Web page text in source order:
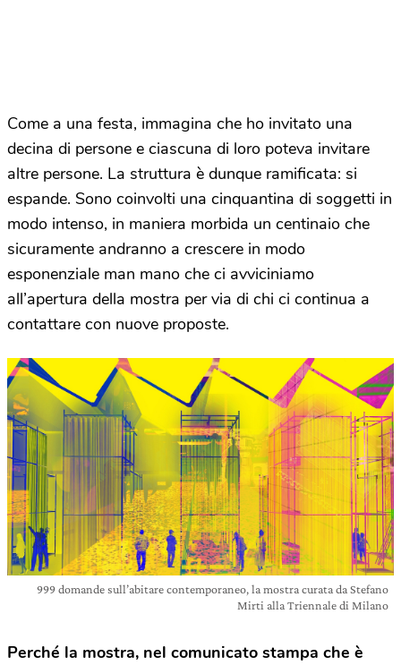
Come a una festa, immagina che ho invitato una
decina di persone e ciascuna di loro poteva invitare
altre persone. La struttura è dunque ramificata: si
espande. Sono coinvolti una cinquantina di soggetti in
modo intenso, in maniera morbida un centinaio che
sicuramente andranno a crescere in modo
esponenziale man mano che ci avviciniamo
all’apertura della mostra per via di chi ci continua a
contattare con nuove proposte.
999 domande sull’abitare contemporaneo, la mostra curata da Stefano
Mirti alla Triennale di Milano
Perché la mostra, nel comunicato stampa che è